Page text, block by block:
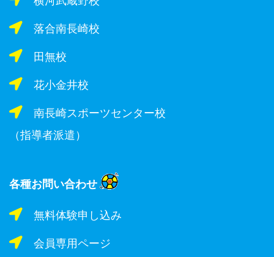
落合南長崎校
田無校
花小金井校
南長崎スポーツセンター校
（指導者派遣）
各種お問い合わせ
無料体験申し込み
会員専用ページ